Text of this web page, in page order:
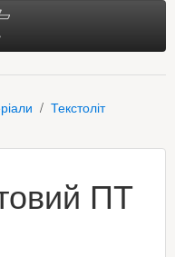
Текстоліт
ПТ